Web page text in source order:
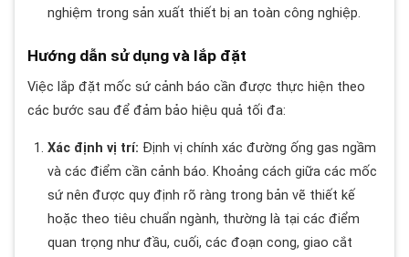
nghiệm trong sản xuất thiết bị an toàn công nghiệp.
Hướng dẫn sử dụng và lắp đặt
Việc lắp đặt mốc sứ cảnh báo cần được thực hiện theo
các bước sau để đảm bảo hiệu quả tối đa:
Xác định vị trí: Định vị chính xác đường ống gas ngầm
và các điểm cần cảnh báo. Khoảng cách giữa các mốc
sứ nên được quy định rõ ràng trong bản vẽ thiết kế
hoặc theo tiêu chuẩn ngành, thường là tại các điểm
quan trọng như đầu, cuối, các đoạn cong, giao cắt